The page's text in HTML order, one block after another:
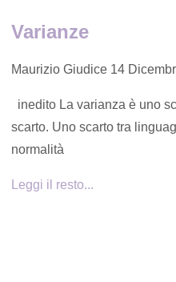
Varianze
Maurizio Giudice 14
inedito La varianza è uno
scarto. Uno scarto tra
normalità
Leggi il resto...